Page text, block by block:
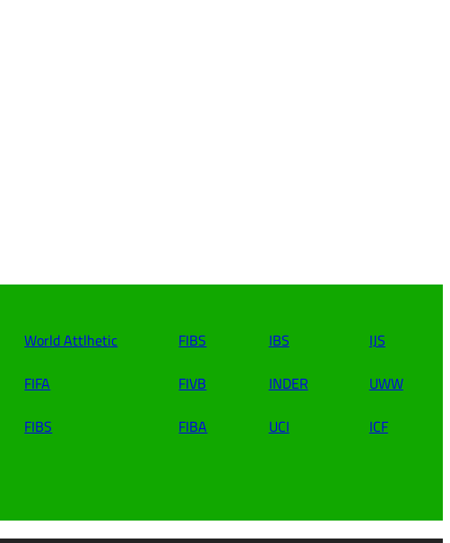
World Attlhetic
FIFA
FIBS
FIBS
FIVB
FIBA
IBS
INDER
UCI
IJS
UWW
ICF